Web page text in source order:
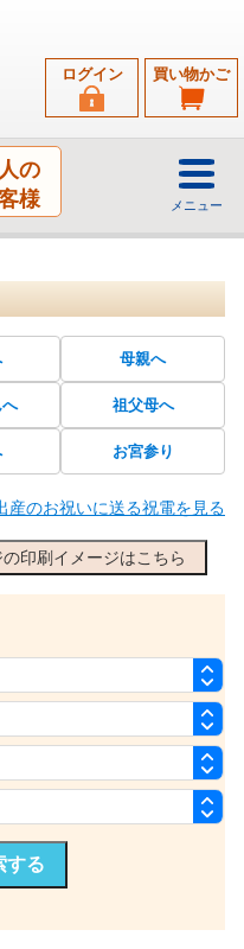
買い物かご
ログイン
の
様
メニュー
母親へ
祖父母へ
お宮参り
産のお祝いに送る祝電を見る
の印刷イメージはこちら
する